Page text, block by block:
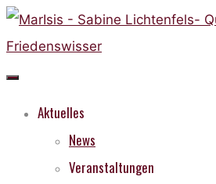
Skip
to
content
Aktuelles
News
Veranstaltungen